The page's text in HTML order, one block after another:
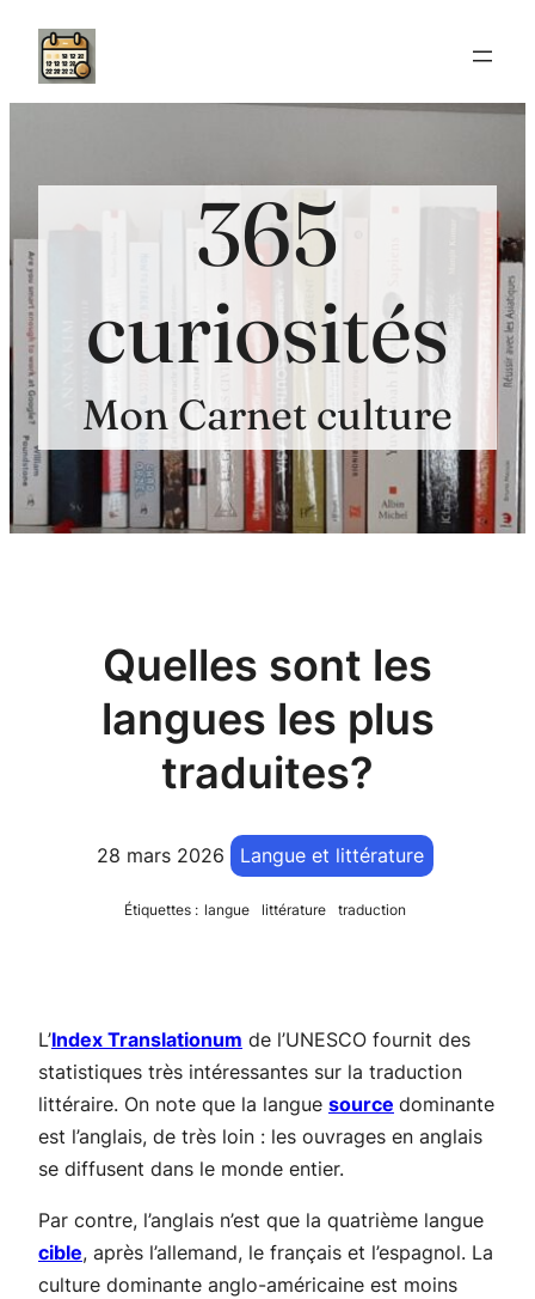
Aller
contenu
365
curiosités
Mon Carnet culture
Quelles sont les
langues les plus
traduites?
28 mars 2026 Langue et littérature
Étiquettes : langue littérature traduction
L’Index Translationum de l’UNESCO fournit des
statistiques très intéressantes sur la traduction
littéraire. On note que la langue source dominante
est l’anglais, de très loin : les ouvrages en anglais
se diffusent dans le monde entier.
Par contre, l’anglais n’est que la quatrième langue
cible, après l’allemand, le français et l’espagnol. La
culture dominante anglo-américaine est moins